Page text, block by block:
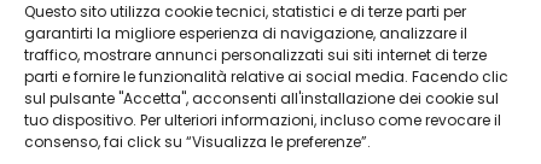
Questo sito utilizza cookie tecnici, statistici e di terze parti per
garantirti la migliore esperienza di navigazione, analizzare il
traffico, mostrare annunci personalizzati sui siti internet di terze
parti e fornire le funzionalità relative ai social media. Facendo clic
sul pulsante "Accetta", acconsenti all'installazione dei cookie sul
tuo dispositivo. Per ulteriori informazioni, incluso come revocare il
consenso, fai click su “Visualizza le preferenze”.
Procedura Whistleblowing
Privacy Policy